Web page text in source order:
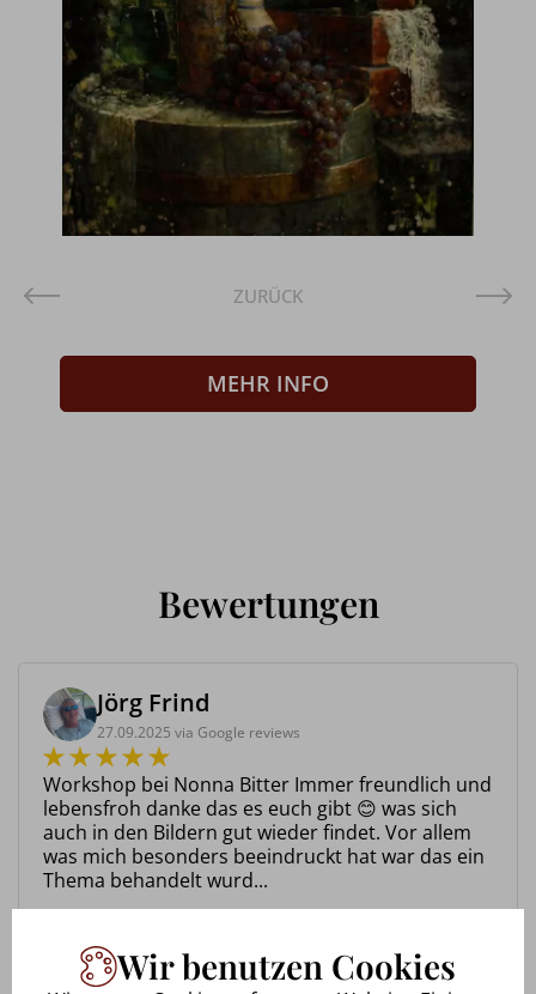
ZURÜCK
MEHR INFO
Bewertungen
Jörg Frind
27.09.2025 via Google reviews
Workshop bei Nonna Bitter Immer freundlich und
lebensfroh danke das es euch gibt 😊 was sich
auch in den Bildern gut wieder findet. Vor allem
was mich besonders beeindruckt hat war das ein
Thema behandelt wurd...
Uwe Walkowiak
Wir benutzen Cookies